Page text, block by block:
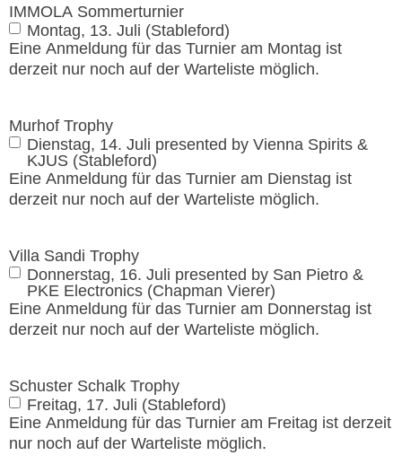
IMMOLA Sommerturnier
Montag, 13. Juli (Stableford)
Eine Anmeldung für das Turnier am Montag ist
derzeit nur noch auf der Warteliste möglich.
Murhof Trophy
Dienstag, 14. Juli presented by Vienna Spirits &
KJUS (Stableford)
Eine Anmeldung für das Turnier am Dienstag ist
derzeit nur noch auf der Warteliste möglich.
Villa Sandi Trophy
Donnerstag, 16. Juli presented by San Pietro &
PKE Electronics (Chapman Vierer)
Eine Anmeldung für das Turnier am Donnerstag ist
derzeit nur noch auf der Warteliste möglich.
Schuster Schalk Trophy
Freitag, 17. Juli (Stableford)
Eine Anmeldung für das Turnier am Freitag ist derzeit
nur noch auf der Warteliste möglich.